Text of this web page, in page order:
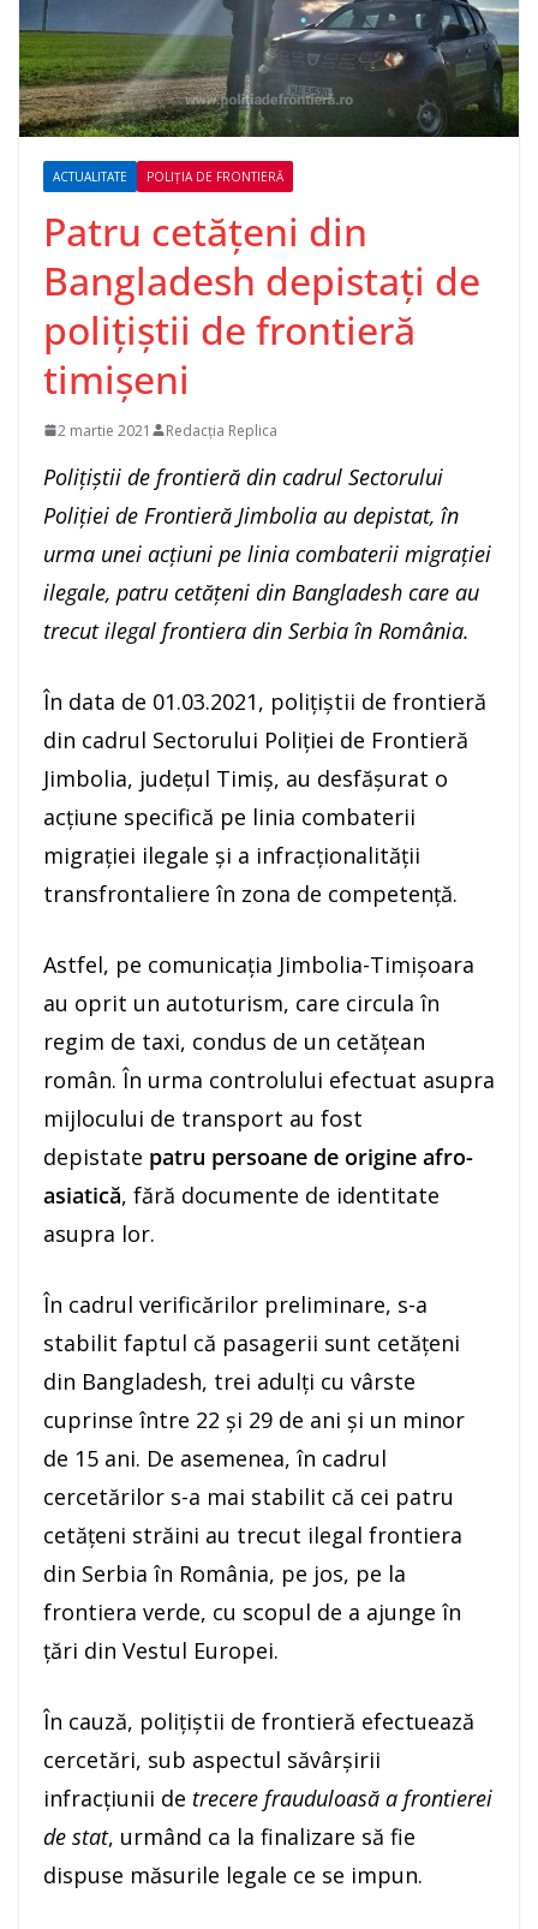
ACTUALITATE POLIȚIA DE FRONTIERĂ
Patru cetăţeni din
Bangladesh depistaţi de
poliţiştii de frontieră
timişeni
2 martie 2021 Redacția Replica
Poliţiştii de frontieră din cadrul Sectorului
Poliţiei de Frontieră Jimbolia au depistat, în
urma unei acţiuni pe linia combaterii migraţiei
ilegale, patru cetăţeni din Bangladesh care au
trecut ilegal frontiera din Serbia în România.
În data de 01.03.2021, poliţiştii de frontieră
din cadrul Sectorului Poliţiei de Frontieră
Jimbolia, judeţul Timiş, au desfăşurat o
acţiune specifică pe linia combaterii
migraţiei ilegale şi a infracţionalităţii
transfrontaliere în zona de competenţă.
Astfel, pe comunicaţia Jimbolia-Timişoara
au oprit un autoturism, care circula în
regim de taxi, condus de un cetăţean
român. În urma controlului efectuat asupra
mijlocului de transport au fost
depistate patru persoane de origine afro-
asiatică, fără documente de identitate
asupra lor.
În cadrul verificărilor preliminare, s-a
stabilit faptul că pasagerii sunt cetățeni
din Bangladesh, trei adulţi cu vârste
cuprinse între 22 şi 29 de ani şi un minor
de 15 ani. De asemenea, în cadrul
cercetărilor s-a mai stabilit că cei patru
cetăţeni străini au trecut ilegal frontiera
din Serbia în România, pe jos, pe la
frontiera verde, cu scopul de a ajunge în
ţări din Vestul Europei.
În cauză, poliţiştii de frontieră efectuează
cercetări, sub aspectul săvârşirii
infracţiunii de trecere frauduloasă a frontierei
de stat, urmând ca la finalizare să fie
dispuse măsurile legale ce se impun.